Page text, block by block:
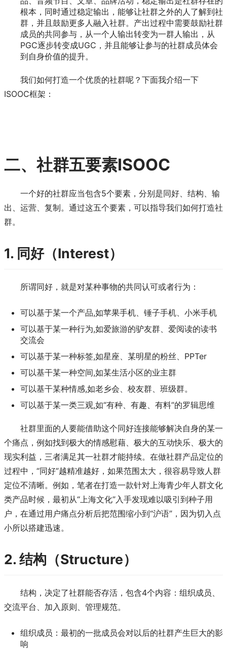
根本，同时通过稳定输出，能够让社群之外的人了解到社
群，并且鼓励更多人融入社群。产出过程中需要鼓励社群
成员的共同参与，从一个人输出转变为一群人输出，从
PGC逐步转变成UGC，并且能够让参与的社群成员体会
到自身价值的提升。
我们如何打造一个优质的社群呢？下面我介绍一下
ISOOC框架：
二、社群五要素ISOOC
一个好的社群应当包含5个要素，分别是同好、结构、输
出、运营、复制。通过这五个要素，可以指导我们如何打造社
群。
1. 同好（Interest）
所谓同好，就是对某种事物的共同认可或者行为：
可以基于某一个产品,如苹果手机、锤子手机、小米手机
可以基于某一种行为,如爱旅游的驴友群、爱阅读的读书
交流会
可以基于某一种标签,如星座、某明星的粉丝、PPTer
可以基干某一种空间,如某生活小区的业主群
可以基干某种情感,如老乡会、校友群、班级群。
可以基于某一类三观,如“有种、有趣、有料”的罗辑思维
社群里面的人要能借助这个同好连接能够解决自身的某一
个痛点，例如找到极大的情感慰藉、极大的互动快乐、极大的
现实利益，三者满足其一社群才能持续。在做社群产品定位的
过程中，“同好”越精准越好，如果范围太大，很容易导致人群
定位不清晰。例如，笔者在打造一款针对上海青少年人群文化
类产品时候，最初从“上海文化”入手发现难以吸引到种子用
户，在通过用户痛点分析后把范围缩小到“沪语”，因为切入点
小所以搭建迅速。
2. 结构（Structure）
结构，决定了社群能否存活，包含4个内容：组织成员、
交流平台、加入原则、管理规范。
组织成员：最初的一批成员会对以后的社群产生巨大的影
响